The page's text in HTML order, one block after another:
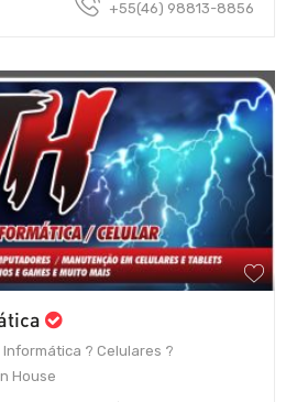
+55(46) 98813-8856
? Celulares ?
House